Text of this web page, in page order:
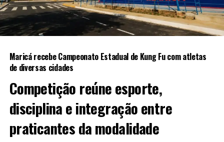
A expectativa é que as novas ferramentas contribuam para
uma gestão mais moderna e eficiente, aproximando ainda
mais a população do poder público.
Continue acompanhando a Maricá Web TV para mais
notícias sobre inovação, tecnologia e serviços públicos.
#Maricá #Tecnologia #Inovação #ServiçosPúblicos
#CidadeInteligente #MaricáWebTV
Maricá recebe Campeonato Estadual de Kung Fu com atletas
de diversas cidades
Competição reúne esporte,
disciplina e integração entre
praticantes da modalidade